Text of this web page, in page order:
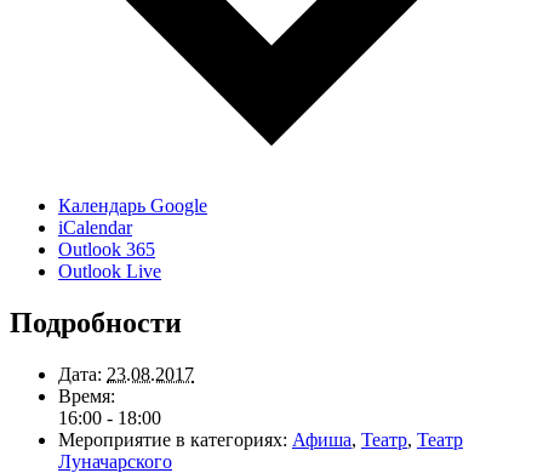
Календарь Google
iCalendar
Outlook 365
Outlook Live
Подробности
Дата: 23.08.2017
Время:
16:00 - 18:00
Мероприятие в категориях: Афиша, Театр, Театр
Луначарского